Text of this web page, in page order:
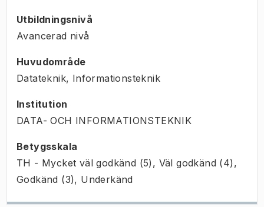
Utbildningsnivå
Avancerad nivå
Huvudområde
Datateknik, Informationsteknik
Institution
DATA- OCH INFORMATIONSTEKNIK
Betygsskala
TH - Mycket väl godkänd (5), Väl godkänd (4),
Godkänd (3), Underkänd